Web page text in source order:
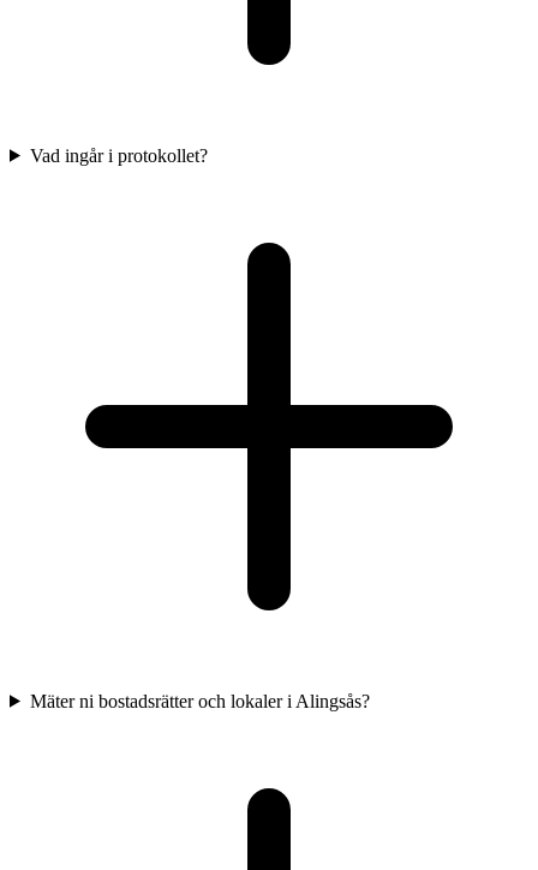
Vad ingår i protokollet?
Mäter ni bostadsrätter och lokaler i Alingsås?